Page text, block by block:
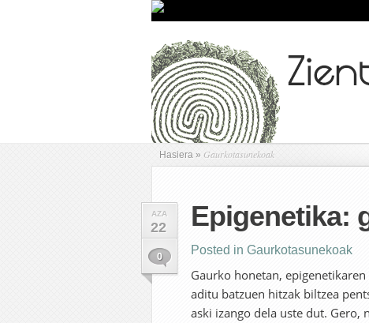
Hasiera » Gaurkotasunekoak
AZA
22
0
Epigenetika:
Posted in Gaurkotasunekoak
Gaurko honetan,
aditu batzuen hitzak biltzea
aski izango dela uste dut.